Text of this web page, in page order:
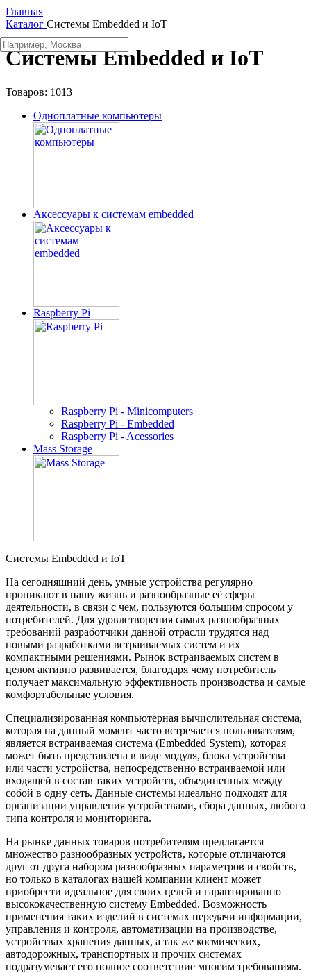
Главная
Каталог Системы Embedded и IoT
Системы Embedded и IoT
Товаров: 1013
Одноплатные компьютеры
Аксессуары к системам embedded
Raspberry Pi
Raspberry Pi - Minicomputers
Raspberry Pi - Embedded
Raspberry Pi - Acessories
Mass Storage
Системы Embedded и IoT
На сегодняшний день, умные устройства регулярно
проникают в нашу жизнь и разнообразные её сферы
деятельности, в связи с чем, пользуются большим спросом у
потребителей. Для удовлетворения самых разнообразных
требований разработчики данной отрасли трудятся над
новыми разработками встраиваемых систем и их
компактными решениями. Рынок встраиваемых систем в
целом активно развивается, благодаря чему потребитель
получает максимальную эффективность производства и самые
комфортабельные условия.
Специализированная компьютерная вычислительная система,
которая на данный момент часто встречается пользователям,
является встраиваемая система (Embedded System), которая
может быть представлена в виде модуля, блока устройства
или части устройства, непосредственно встраиваемой или
входящей в состав таких устройств, объединенных между
собой в одну сеть. Данные системы идеально подходят для
организации управления устройствами, сбора данных, любого
типа контроля и мониторинга.
На рынке данных товаров потребителям предлагается
множество разнообразных устройств, которые отличаются
друг от друга набором разнообразных параметров и свойств,
но только в каталогах нашей компании клиент может
приобрести идеальное для своих целей и гарантированно
высококачественную систему Embedded. Возможность
применения таких изделий в системах передачи информации,
управления и контроля, автоматизации на производстве,
устройствах хранения данных, а так же космических,
автодорожных, транспортных и прочих системах
подразумевает его полное соответствие многим требованиям.